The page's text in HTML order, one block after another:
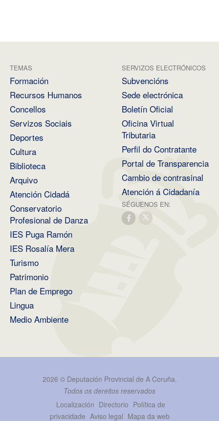
TEMAS
Formación
Recursos Humanos
Concellos
Servizos Sociais
Deportes
Cultura
Biblioteca
Arquivo
Atención Cidadá
Conservatorio
Profesional de Danza
IES Puga Ramón
IES Rosalía Mera
Turismo
Patrimonio
Plan de Emprego
Lingua
Medio Ambiente
SERVIZOS ELECTRÓNICOS
Subvencións
Sede electrónica
Boletín Oficial
Oficina Virtual
Tributaria
Perfil do Contratante
Portal de Transparencia
Cambio de contrasinal
Atención á Cidadanía
SÉGUENOS EN:
2026 © Deputación Provincial de A Coruña.
Todos os dereitos reservados
Localización Directorio Política de
privacidade Aviso legal Mapa da web